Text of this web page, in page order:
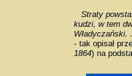
Straty
kudzi, w tem
Władyczański.
- tak opisał
1864) na